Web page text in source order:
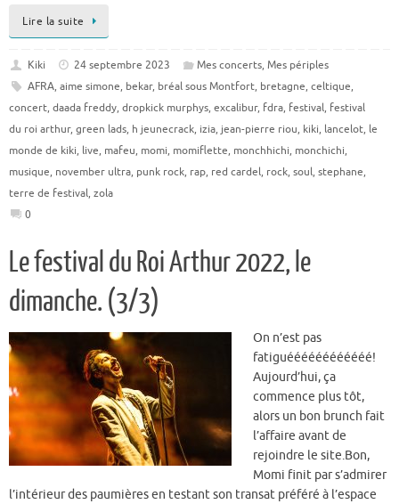
Lire la suite
Kiki 24 septembre 2023 Mes concerts, Mes périples
AFRA, aime simone, bekar, bréal sous Montfort, bretagne, celtique,
concert, daada freddy, dropkick murphys, excalibur, fdra, festival, festival
du roi arthur, green lads, h jeunecrack, izia, jean-pierre riou, kiki, lancelot, le
monde de kiki, live, mafeu, momi, momiflette, monchhichi, monchichi,
musique, november ultra, punk rock, rap, red cardel, rock, soul, stephane,
terre de festival, zola
0
Le festival du Roi Arthur 2022, le
dimanche. (3/3)
On n’est pas
fatiguéééééééééééé!
Aujourd’hui, ça
commence plus tôt,
alors un bon brunch fait
l’affaire avant de
rejoindre le site.Bon,
Momi finit par s’admirer
l’intérieur des paumières en testant son transat préféré à l’espace